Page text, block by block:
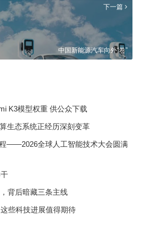
下一篇
中国新能源汽车向外“卷”
K3模型权重 供公众下载
生态系统正经历深刻变革
——2026全球人工智能技术大会圆满
背后暗藏三条主线
些科技进展值得期待